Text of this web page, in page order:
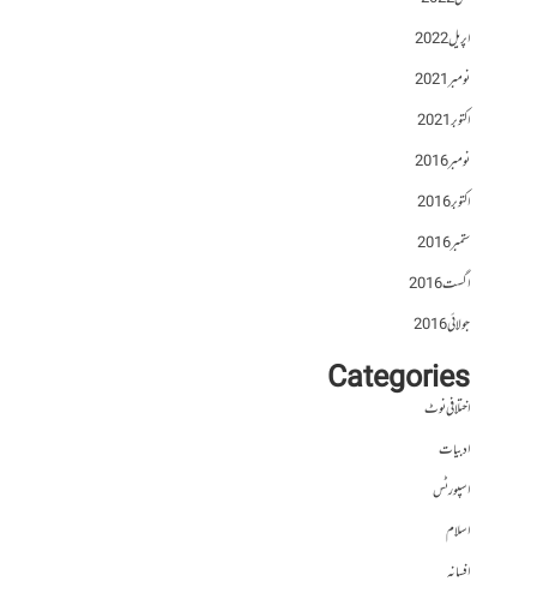
اپریل 2022
نومبر 2021
اکتوبر 2021
نومبر 2016
اکتوبر 2016
ستمبر 2016
اگست 2016
جولائی 2016
Categories
اختلافی نوٹ
ادبیات
اسپورٹس
اسلام
افسانہ